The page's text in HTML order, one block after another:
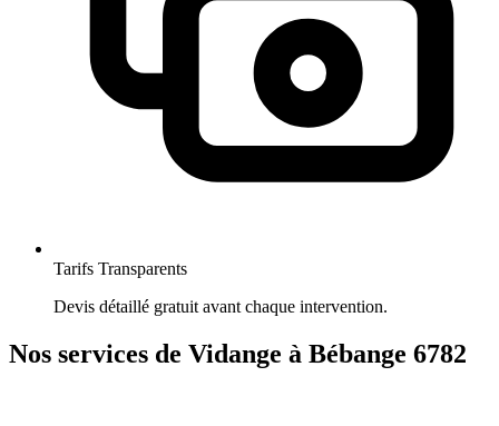
Tarifs Transparents
Devis détaillé gratuit avant chaque intervention.
Nos services de Vidange à Bébange 6782